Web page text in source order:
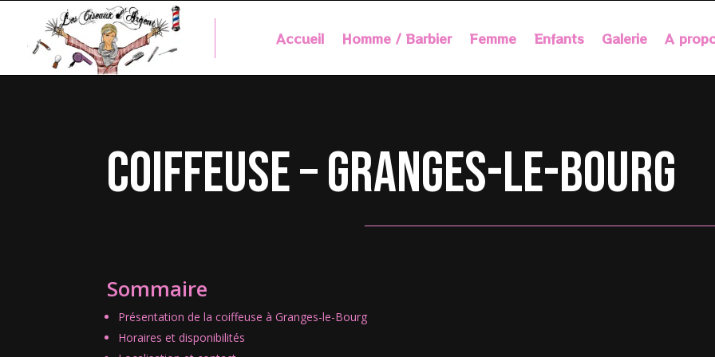
Accueil Homme / Barbier Femme Enfants Galerie A
coiffeuse – Granges-le-Bourg
Sommaire
Présentation de la coiffeuse à Granges-le-Bourg
Horaires et disponibilités